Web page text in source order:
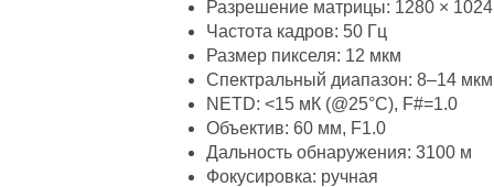
Разрешение матрицы: 1280 × 1024
Частота кадров: 50 Гц
Размер пикселя: 12 мкм
Спектральный диапазон: 8–14 мкм
NETD: <15 мК (@25°C), F#=1.0
Объектив: 60 мм, F1.0
Дальность обнаружения: 3100 м
Фокусировка: ручная